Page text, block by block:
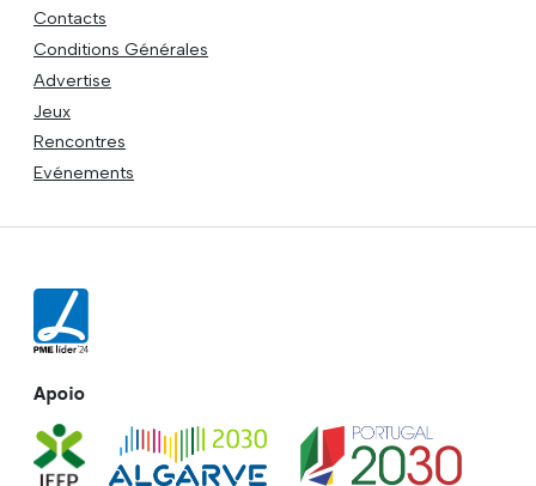
Contacts
Conditions Générales
Advertise
Jeux
Rencontres
Evénements
Apoio